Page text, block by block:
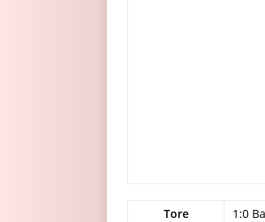
Tore
1:0